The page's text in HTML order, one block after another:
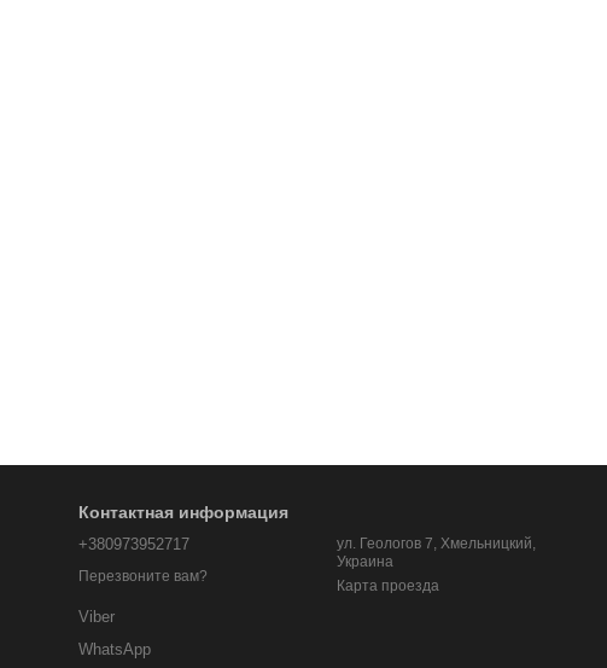
Контактная информация
+380973952717
Перезвоните вам?
Viber
WhatsApp
ул. Геологов 7, Хмельницкий,
Украина
Карта проезда